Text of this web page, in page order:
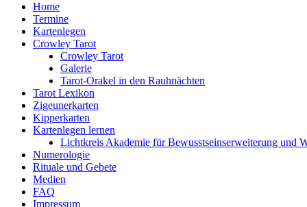
Home
Termine
Kartenlegen
Crowley Tarot
Crowley Tarot
Galerie
Tarot-Orakel in den Rauhnächten
Tarot Lexikon
Zigeunerkarten
Kipperkarten
Kartenlegen lernen
Lichtkreis Akademie für Bewusstseinserweiterung und
Numerologie
Rituale und Gebete
Medien
FAQ
Impressum